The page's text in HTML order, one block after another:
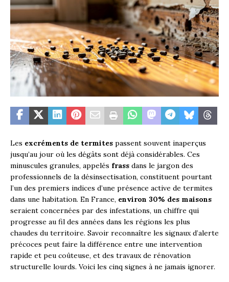
Les excréments de termites passent souvent inaperçus
jusqu’au jour où les dégâts sont déjà considérables. Ces
minuscules granules, appelés frass dans le jargon des
professionnels de la désinsectisation, constituent pourtant
l’un des premiers indices d’une présence active de termites
dans une habitation. En France, environ 30% des maisons
seraient concernées par des infestations, un chiffre qui
progresse au fil des années dans les régions les plus
chaudes du territoire. Savoir reconnaître les signaux d’alerte
précoces peut faire la différence entre une intervention
rapide et peu coûteuse, et des travaux de rénovation
structurelle lourds. Voici les cinq signes à ne jamais ignorer.